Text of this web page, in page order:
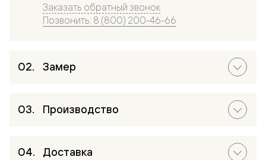
Заказать обратный звонок
Позвонить: 8 (800) 200-46-66
Замер
Производство
Доставка